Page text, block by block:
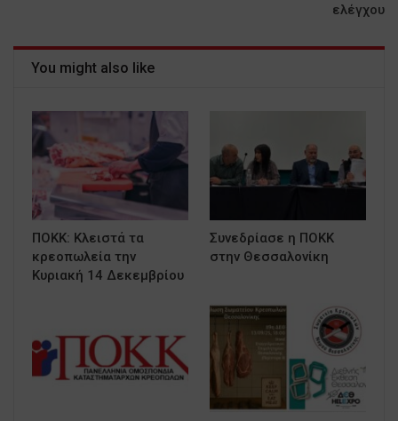
ελέγχου
You might also like
ΠΟΚΚ: Κλειστά τα
κρεοπωλεία την
Κυριακή 14 Δεκεμβρίου
Συνεδρίασε η ΠΟΚΚ
στην Θεσσαλονίκη